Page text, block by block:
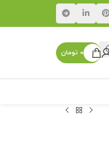
۰ تومان